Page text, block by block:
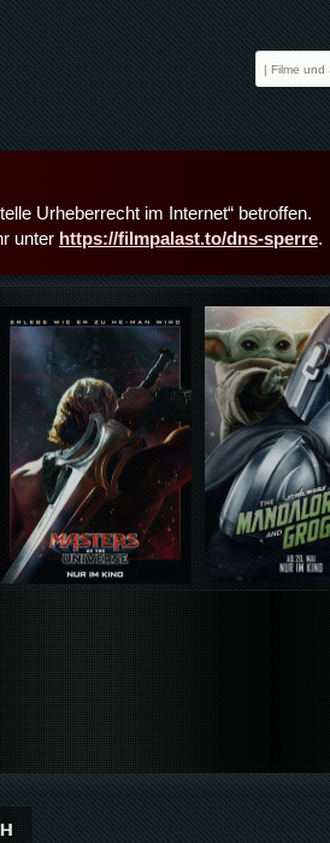
Urheberrecht im Internet“ betroffen.
unter https://filmpalast.to/dns-sperre.
Details,Play Details,Play